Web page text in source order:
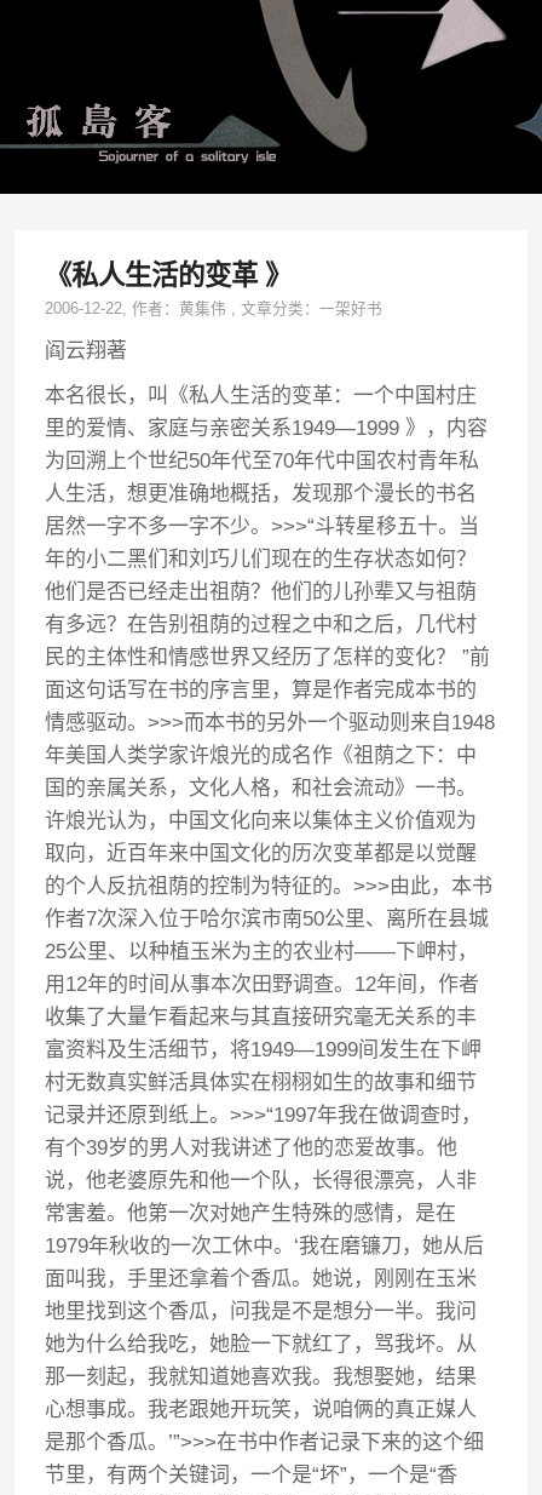
《私人生活的变革 》
2006-12-22, 作者：黄集伟 ,文章分类：一架好书
阎云翔著
本名很长，叫《私人生活的变革：一个中国村庄
里的爱情、家庭与亲密关系1949—1999 》，内容
为回溯上个世纪50年代至70年代中国农村青年私
人生活，想更准确地概括，发现那个漫长的书名
居然一字不多一字不少。>>>“斗转星移五十。当
年的小二黑们和刘巧儿们现在的生存状态如何？
他们是否已经走出祖荫？他们的儿孙辈又与祖荫
有多远？在告别祖荫的过程之中和之后，几代村
民的主体性和情感世界又经历了怎样的变化？ ”前
面这句话写在书的序言里，算是作者完成本书的
情感驱动。>>>而本书的另外一个驱动则来自1948
年美国人类学家许烺光的成名作《祖荫之下：中
国的亲属关系，文化人格，和社会流动》一书。
许烺光认为，中国文化向来以集体主义价值观为
取向，近百年来中国文化的历次变革都是以觉醒
的个人反抗祖荫的控制为特征的。>>>由此，本书
作者7次深入位于哈尔滨市南50公里、离所在县城
25公里、以种植玉米为主的农业村——下岬村，
用12年的时间从事本次田野调查。12年间，作者
收集了大量乍看起来与其直接研究毫无关系的丰
富资料及生活细节，将1949—1999间发生在下岬
村无数真实鲜活具体实在栩栩如生的故事和细节
记录并还原到纸上。>>>“1997年我在做调查时，
有个39岁的男人对我讲述了他的恋爱故事。他
说，他老婆原先和他一个队，长得很漂亮，人非
常害羞。他第一次对她产生特殊的感情，是在
1979年秋收的一次工休中。‘我在磨镰刀，她从后
面叫我，手里还拿着个香瓜。她说，刚刚在玉米
地里找到这个香瓜，问我是不是想分一半。我问
她为什么给我吃，她脸一下就红了，骂我坏。从
那一刻起，我就知道她喜欢我。我想娶她，结果
心想事成。我老跟她开玩笑，说咱俩的真正媒人
是那个香瓜。’”>>>在书中作者记录下来的这个细
节里，有两个关键词，一个是“坏”，一个是“香